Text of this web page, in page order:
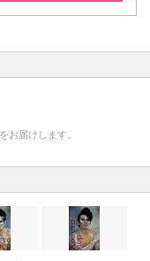
お届けします。